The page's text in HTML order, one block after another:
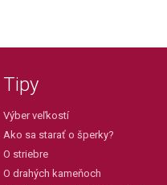
Tipy
Výber veľkostí
Ako sa starať o šperky?
O striebre
O drahých kameňoch